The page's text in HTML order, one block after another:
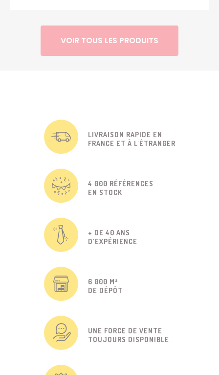
VOIR TOUS LES PRODUITS
LIVRAISON RAPIDE EN
FRANCE ET À L'ÉTRANGER
4 000 RÉFÉRENCES
EN STOCK
+ DE 40 ANS
D'EXPÉRIENCE
6 000 M²
DE DÉPÔT
UNE FORCE DE VENTE
TOUJOURS DISPONIBLE